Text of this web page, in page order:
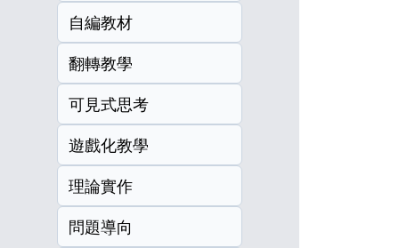
自編教材
翻轉教學
可見式思考
遊戲化教學
理論實作
問題導向